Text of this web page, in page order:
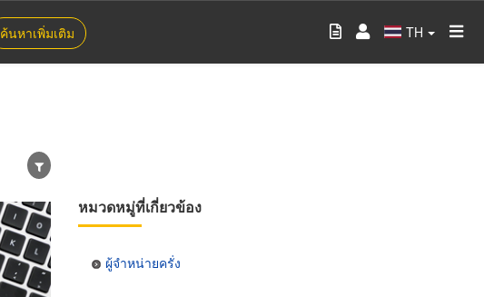
ค้นหาเพิ่มเติม TH
หมวดหมู่ที่เกี่ยวข้อง
ผู้จำหน่ายครั่ง